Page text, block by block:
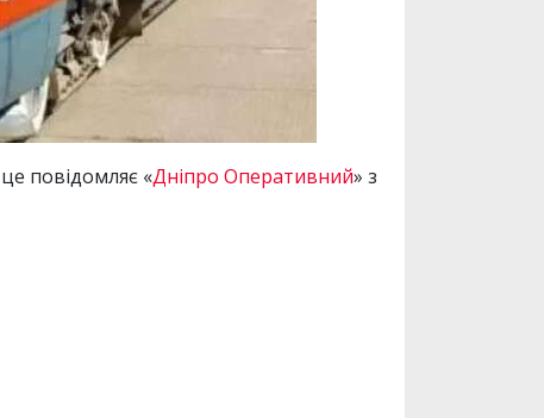
повідомляє «Дніпро Оперативний» з